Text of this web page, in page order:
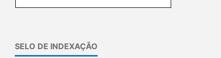
SELO DE INDEXAÇÃO